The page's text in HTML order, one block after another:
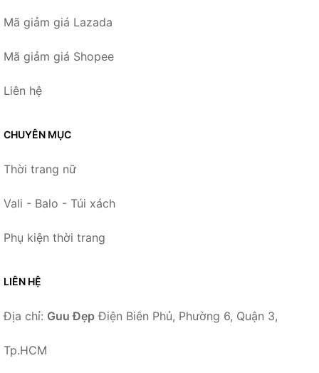
Mã giảm giá Lazada
Mã giảm giá Shopee
Liên hệ
CHUYÊN MỤC
Thời trang nữ
Vali - Balo - Túi xách
Phụ kiện thời trang
LIÊN HỆ
Địa chỉ: Guu Đẹp Điện Biên Phủ, Phường 6, Quận 3,
Tp.HCM